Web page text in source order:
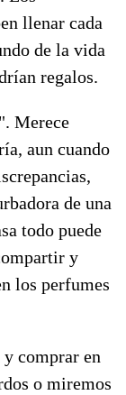
llenar cada
de la vida
regalos.
Merece
aun cuando
de una
todo puede
y
los perfumes
comprar en
o miremos